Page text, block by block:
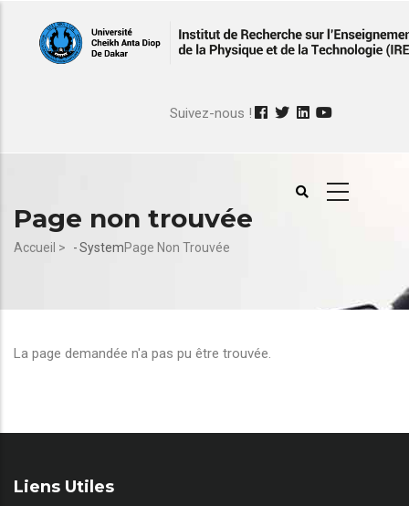
contenu
Suivez-nous !
Page non trouvée
Fil
Accueil > -SystemPage Non Trouvée
La page demandée n'a pas pu être trouvée.
Liens Utiles